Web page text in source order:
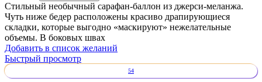
Стильный необычный сарафан-баллон из джерси-меланжа.
Чуть ниже бедер расположены красиво драпирующиеся
складки, которые выгодно «маскируют» нежелательные
объемы. В боковых швах
Добавить в список желаний
Быстрый просмотр
54